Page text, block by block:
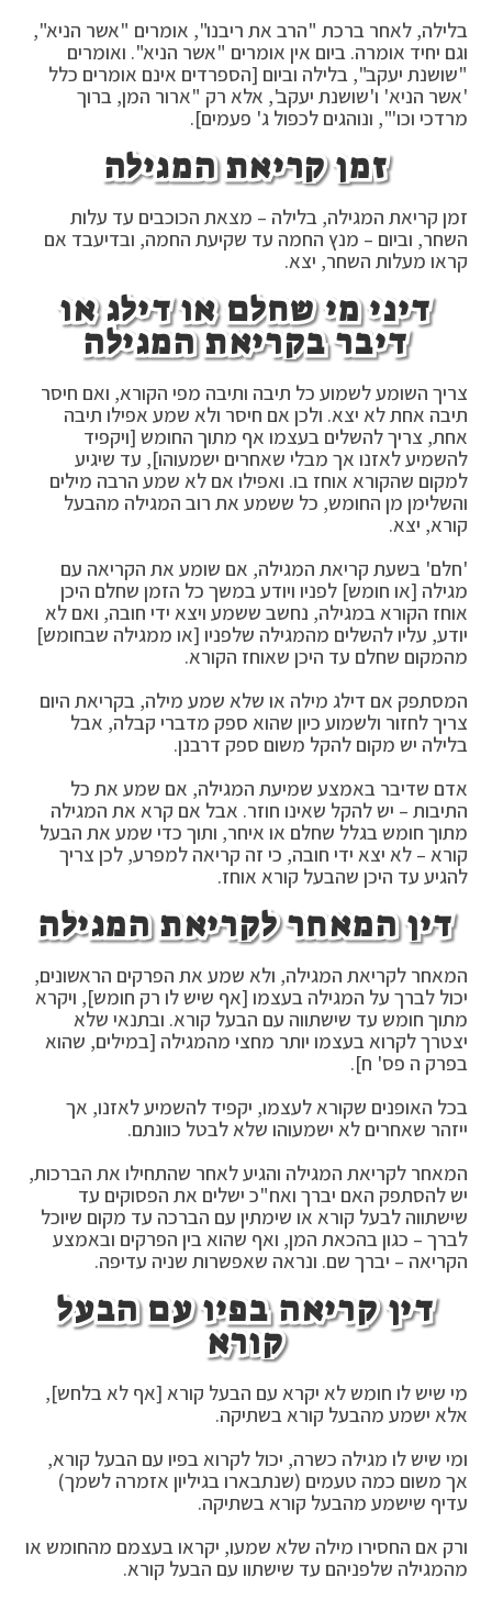
בלילה, לאחר ברכת "הרב את ריבנו", אומרים "אשר הניא",
וגם יחיד אומרה. ביום אין אומרים "אשר הניא". ואומרים
"שושנת יעקב", בלילה וביום [הספרדים אינם אומרים כלל
'אשר הניא' ו'שושנת יעקב', אלא רק "ארור המן, ברוך
מרדכי וכו'", ונוהגים לכפול ג' פעמים].
זמן קריאת המגילה
זמן קריאת המגילה, בלילה – מצאת הכוכבים עד עלות
השחר, וביום – מנץ החמה עד שקיעת החמה, ובדיעבד אם
קראו מעלות השחר, יצא.
דיני מי שחלם או דילג או
דיבר בקריאת המגילה
צריך השומע לשמוע כל תיבה ותיבה מפי הקורא, ואם חיסר
תיבה אחת לא יצא. ולכן אם חיסר ולא שמע אפילו תיבה
אחת, צריך להשלים בעצמו אף מתוך החומש [ויקפיד
להשמיע לאזנו אך מבלי שאחרים ישמעוהו], עד שיגיע
למקום שהקורא אוחז בו. ואפילו אם לא שמע הרבה מילים
והשלימן מן החומש, כל ששמע את רוב המגילה מהבעל
קורא, יצא.
'חלם' בשעת קריאת המגילה, אם שומע את הקריאה עם
מגילה [או חומש] לפניו ויודע במשך כל הזמן שחלם היכן
אוחז הקורא במגילה, נחשב ששמע ויצא ידי חובה, ואם לא
יודע, עליו להשלים מהמגילה שלפניו [או ממגילה שבחומש]
מהמקום שחלם עד היכן שאוחז הקורא.
המסתפק אם דילג מילה או שלא שמע מילה, בקריאת היום
צריך לחזור ולשמוע כיון שהוא ספק מדברי קבלה, אבל
בלילה יש מקום להקל משום ספק דרבנן.
אדם שדיבר באמצע שמיעת המגילה, אם שמע את כל
התיבות – יש להקל שאינו חוזר. אבל אם קרא את המגילה
מתוך חומש בגלל שחלם או איחר, ותוך כדי שמע את הבעל
קורא – לא יצא ידי חובה, כי זה קריאה למפרע, לכן צריך
להגיע עד היכן שהבעל קורא אוחז.
דין המאחר לקריאת המגילה
המאחר לקריאת המגילה, ולא שמע את הפרקים הראשונים,
יכול לברך על המגילה בעצמו [אף שיש לו רק חומש], ויקרא
מתוך חומש עד שישתווה עם הבעל קורא. ובתנאי שלא
יצטרך לקרוא בעצמו יותר מחצי מהמגילה [במילים, שהוא
בפרק ה פס' ח].
בכל האופנים שקורא לעצמו, יקפיד להשמיע לאזנו, אך
ייזהר שאחרים לא ישמעוהו שלא לבטל כוונתם.
המאחר לקריאת המגילה והגיע לאחר שהתחילו את הברכות,
יש להסתפק האם יברך ואח"כ ישלים את הפסוקים עד
שישתווה לבעל קורא או שימתין עם הברכה עד מקום שיוכל
לברך – כגון בהכאת המן, ואף שהוא בין הפרקים ובאמצע
הקריאה – יברך שם. ונראה שאפשרות שניה עדיפה.
דין קריאה בפיו עם הבעל
קורא
מי שיש לו חומש לא יקרא עם הבעל קורא [אף לא בלחש],
אלא ישמע מהבעל קורא בשתיקה.
ומי שיש לו מגילה כשרה, יכול לקרוא בפיו עם הבעל קורא,
אך משום כמה טעמים (שנתבארו בגיליון אזמרה לשמך)
עדיף שישמע מהבעל קורא בשתיקה.
ורק אם החסירו מילה שלא שמעו, יקראו בעצמם מהחומש או
מהמגילה שלפניהם עד שישתוו עם הבעל קורא.